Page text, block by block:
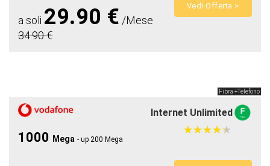
a soli 29.90 € /Mese
34.90 €
Vedi Offerta >
Fibra +Telefono
Internet Unlimited
1000 Mega - up 200 Mega
★★★★★
★★★★★